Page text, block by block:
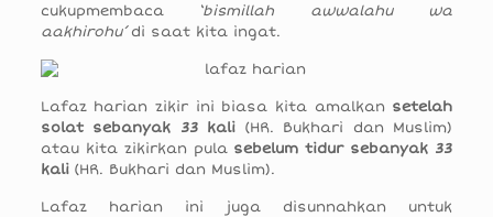
cukupmembaca
‘bismillah awwalahu wa
aakhirohu’di saat kita ingat.
Lafaz harian zikir ini biasa kita amalkan setelah
solat sebanyak 33 kali (HR. Bukhari dan Muslim)
atau kita zikirkan pula sebelum tidur sebanyak 33
kali (HR. Bukhari dan Muslim).
Lafaz harian ini juga disunnahkan untuk